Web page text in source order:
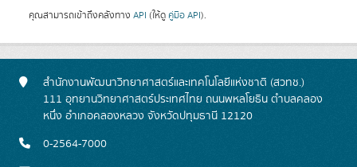
คุณสามารถเข้าถึงคลังทาง API (ให้ดู คู่มือ API).
สำนักงานพัฒนาวิทยาศาสตร์และเทคโนโลยีแห่งชาติ (สวทช.)
111 อุทยานวิทยาศาสตร์ประเทศไทย ถนนพหลโยธิน ตำบลคลอง
หนึ่ง อำเภอคลองหลวง จังหวัดปทุมธานี 12120
0-2564-7000